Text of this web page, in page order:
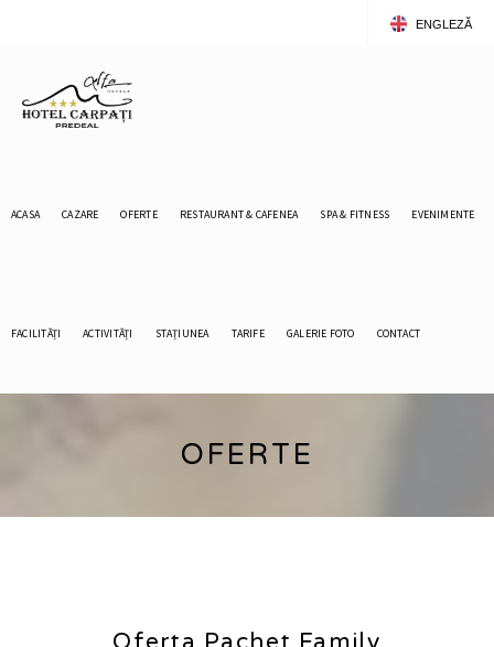
ENGLEZĂ
ACASA CAZARE OFERTE RESTAURANT & CAFENEA SPA & FITNESS EVENIMENTE
FACILITĂȚI ACTIVITĂȚI STAȚIUNEA TARIFE GALERIE FOTO CONTACT
OFERTE